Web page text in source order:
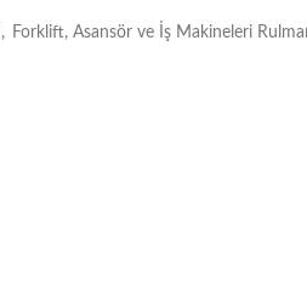
, Forklift, Asansör ve İş Makineleri